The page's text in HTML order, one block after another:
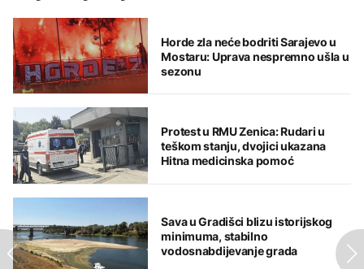
Horde zla neće bodriti Sarajevo u
Mostaru: Uprava nespremno ušla u
sezonu
Protest u RMU Zenica: Rudari u
teškom stanju, dvojici ukazana
Hitna medicinska pomoć
Sava u Gradišci blizu istorijskog
minimuma, stabilno
vodosnabdijevanje grada